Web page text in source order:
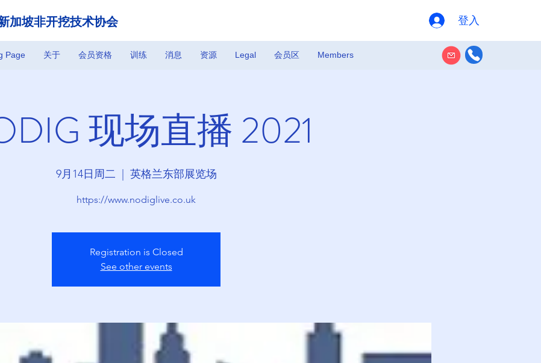
登入
加坡非开挖技术协会
Page 关于 会员资格 训练 消息 资源 Legal 会员区 Members
现场直播 2021
9月14日周二 英格兰东部展览场
https://www.nodiglive.co.uk
Registration is Closed
See other events